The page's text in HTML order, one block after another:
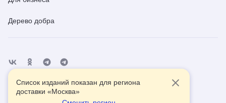
Дерево добра
Помощь Контакты
Список изданий показан для региона
доставки «Москва»